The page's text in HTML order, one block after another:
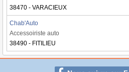
38470 - VARACIEUX
Chab'Auto
Accessoiriste auto
38490 - FITILIEU